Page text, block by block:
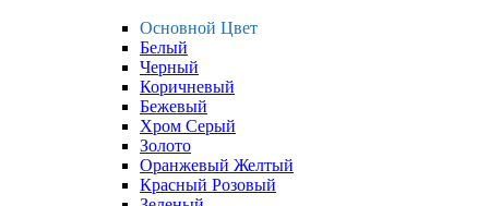
Основной Цвет
Белый
Черный
Коричневый
Бежевый
Хром Серый
Золото
Оранжевый Желтый
Красный Розовый